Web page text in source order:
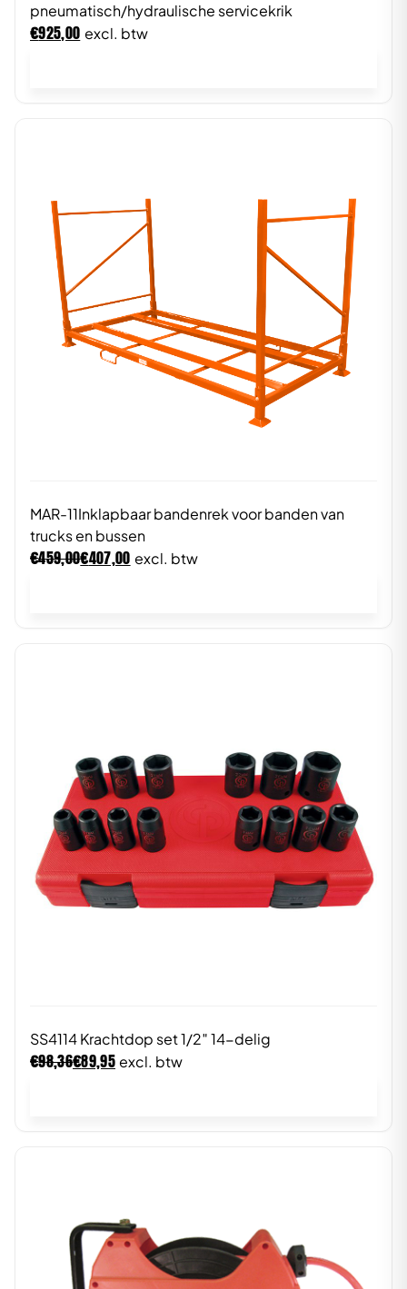
pneumatisch/hydraulische servicekrik
€925,00 excl. btw
MAR-11Inklapbaar bandenrek voor banden van
trucks en bussen
€459,00€407,00 excl. btw
SS4114 Krachtdop set 1/2″ 14-delig
€98,36€89,95 excl. btw